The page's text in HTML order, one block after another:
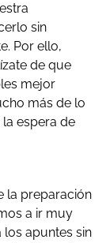
sin
Por ello,
de que
mejor
más de lo
la espera de
la preparación
a ir muy
apuntes sin